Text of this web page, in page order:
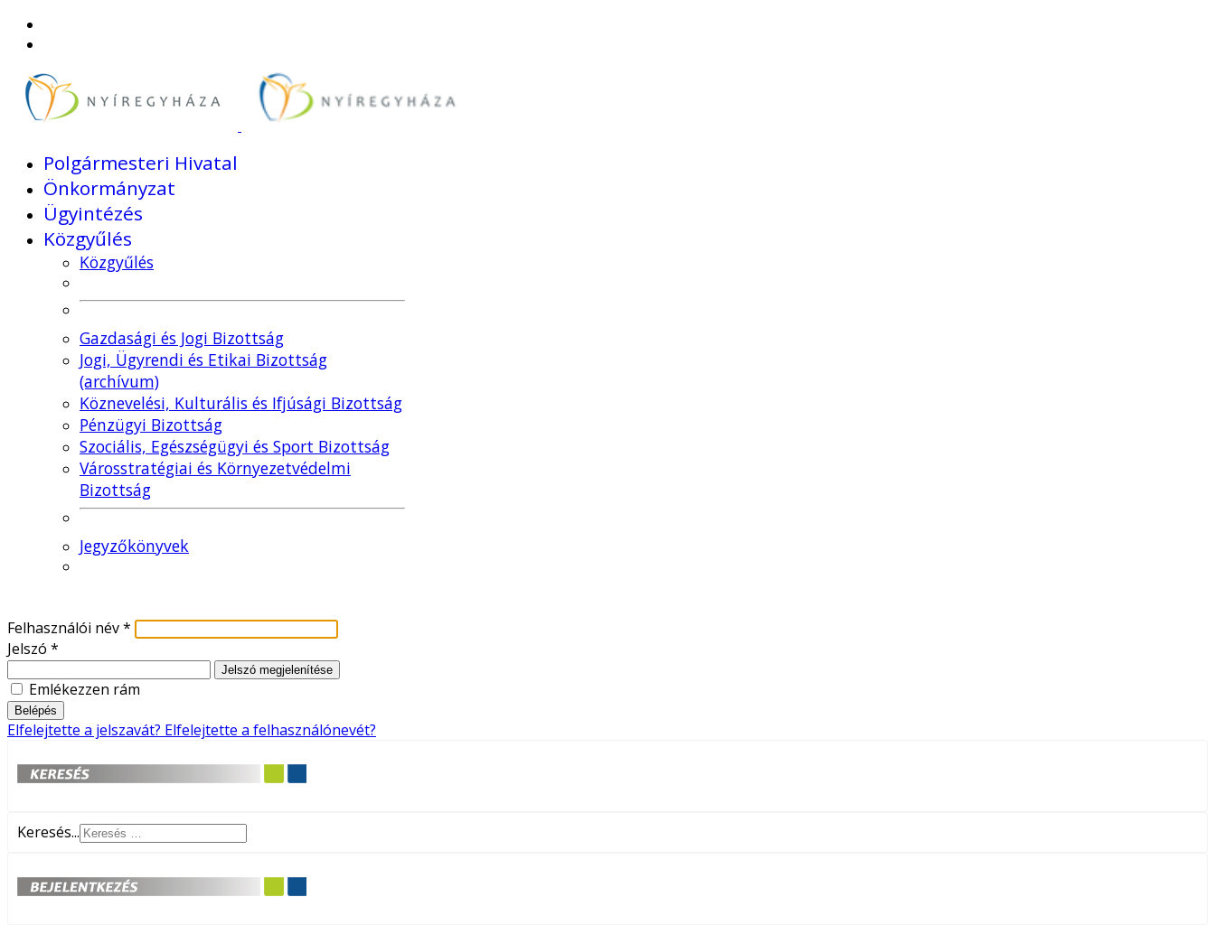
Polgármesteri Hivatal
Önkormányzat
Ügyintézés
Közgyűlés
Közgyűlés
Gazdasági és Jogi Bizottság
Jogi, Ügyrendi és Etikai Bizottság
(archívum)
Köznevelési, Kulturális és Ifjúsági Bizottság
Pénzügyi Bizottság
Szociális, Egészségügyi és Sport Bizottság
Városstratégiai és Környezetvédelmi
Bizottság
Jegyzőkönyvek
Felhasználói név*
Jelszó *
Jelszó megjelenítése
Emlékezzen rám
Belépés
Elfelejtette a jelszavát? Elfelejtette a felhasználónevét?
Keresés...